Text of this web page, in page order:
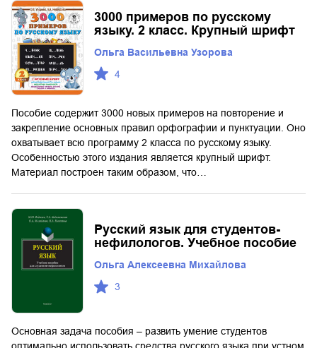
3000 примеров по русскому
языку. 2 класс. Крупный шрифт
Ольга Васильевна Узорова
4
Пособие содержит 3000 новых примеров на повторение и
закрепление основных правил орфографии и пунктуации. Оно
охватывает всю программу 2 класса по русскому языку.
Особенностью этого издания является крупный шрифт.
Материал построен таким образом, что…
Русский язык для студентов-
нефилологов. Учебное пособие
Ольга Алексеевна Михайлова
3
Основная задача пособия – развить умение студентов
оптимально использовать средства русского языка при устном